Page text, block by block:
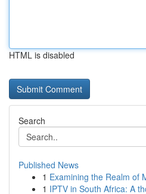
HTML is disabled
Search
Published News
1 Examining the Realm of
1 IPTV in South Africa: A